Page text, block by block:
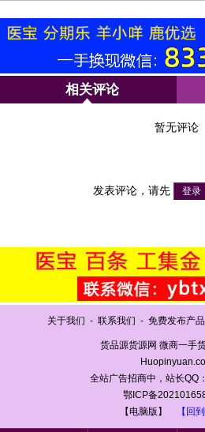
相关评论
暂无评论
发表评论，请先
关于我们 - 联系我们 - 免费发布产品
货品源货源网 微商一手
全站广告招商中，站长QQ
鄂ICP备
【电脑版】
【回